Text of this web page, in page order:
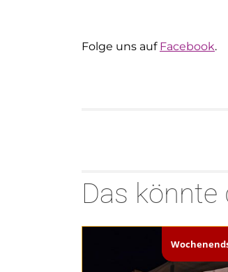
Folge uns auf Facebook.
Das könnte